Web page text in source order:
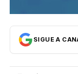
SIGUE A